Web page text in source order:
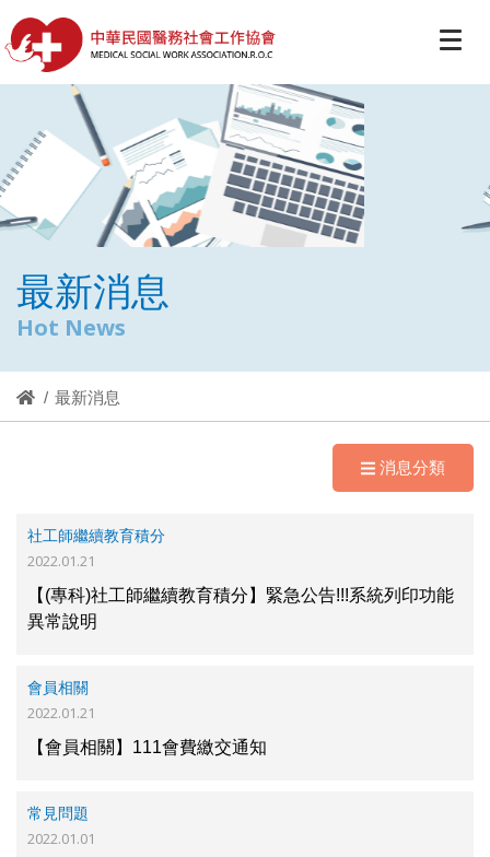
最新消息
Hot News
最新消息
消息分類
社工師繼續教育積分
【(專科)社工師繼續教育積分】緊急公告!!!系統列印功能
異常說明
2022.01.21
會員相關
【會員相關】111會費繳交通知
2022.01.21
常見問題
2022.01.01